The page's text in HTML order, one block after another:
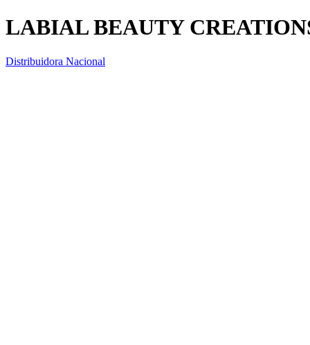
LABIAL BEAUTY
Distribuidora Nacional